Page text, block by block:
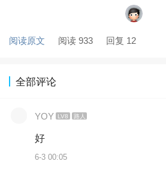
阅读原文 阅读 933 回复 12
全部评论
YOY LV8 路人
好
6-3 00:05